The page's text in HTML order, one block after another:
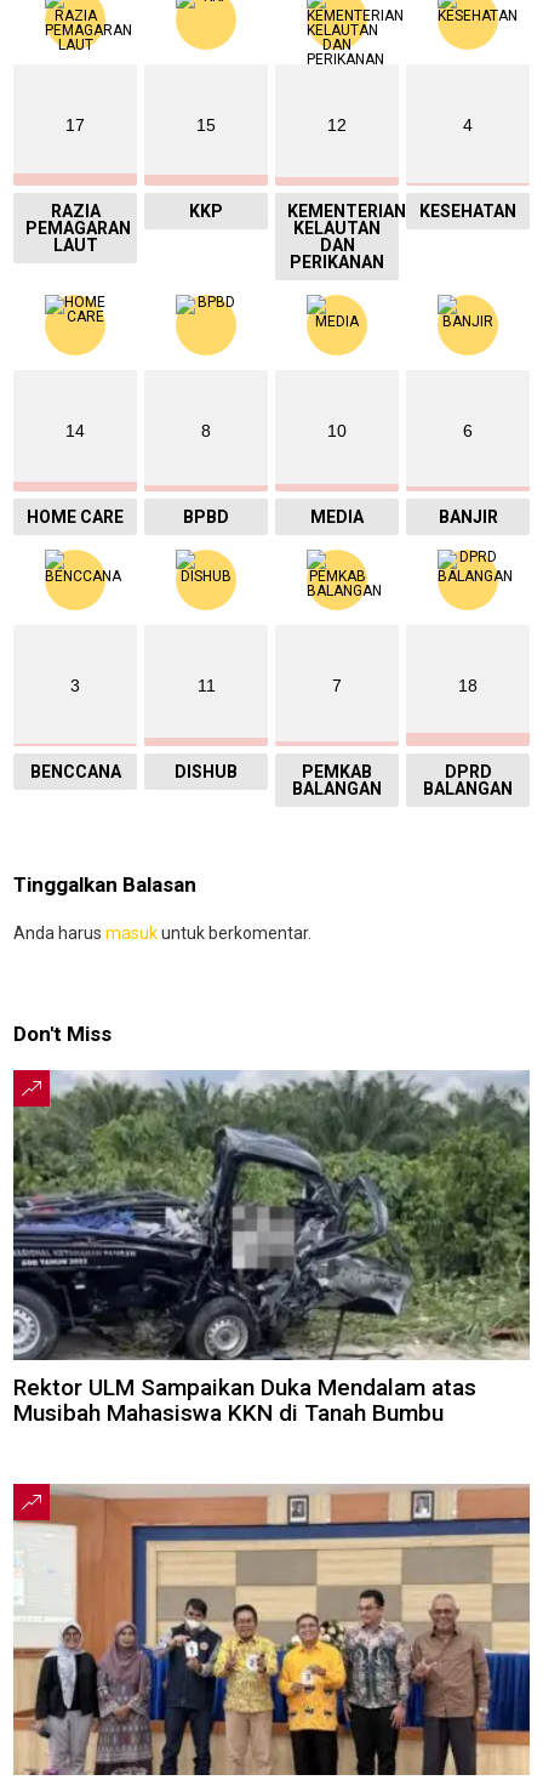
17
RAZIA
PEMAGARAN
LAUT
15
KKP
12
KEMENTERIAN
KELAUTAN
DAN
PERIKANAN
4
KESEHATAN
14
HOME CARE
8
BPBD
10
MEDIA
6
BANJIR
3
BENCCANA
11
DISHUB
7
PEMKAB
BALANGAN
18
DPRD
BALANGAN
Tinggalkan Balasan
Anda harus masukuntuk berkomentar.
Don't Miss
Rektor ULM Sampaikan Duka Mendalam atas
Musibah Mahasiswa KKN di Tanah Bumbu